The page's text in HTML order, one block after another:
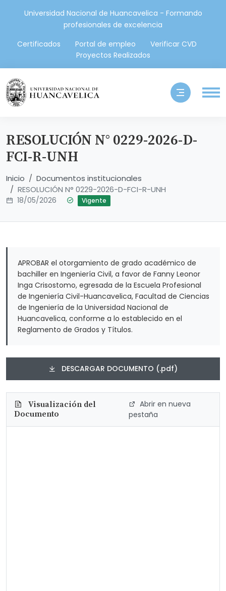
Universidad Nacional de Huancavelica - Formando
profesionales de excelencia
Certificados
Portal de empleo
Verificar CVD
Proyectos Realizados
RESOLUCIÓN N° 0229-2026-D-
FCI-R-UNH
Inicio
Documentos institucionales
RESOLUCIÓN N° 0229-2026-D-FCI-R-UNH
18/05/2026 Vigente
APROBAR el otorgamiento de grado académico de
bachiller en Ingeniería Civil, a favor de Fanny Leonor
Inga Crisostomo, egresada de la Escuela Profesional
de Ingeniería Civil-Huancavelica, Facultad de Ciencias
de Ingeniería de la Universidad Nacional de
Huancavelica, conforme a lo establecido en el
Reglamento de Grados y Títulos.
DESCARGAR DOCUMENTO (.pdf)
Visualización del
Documento
Abrir en nueva
pestaña